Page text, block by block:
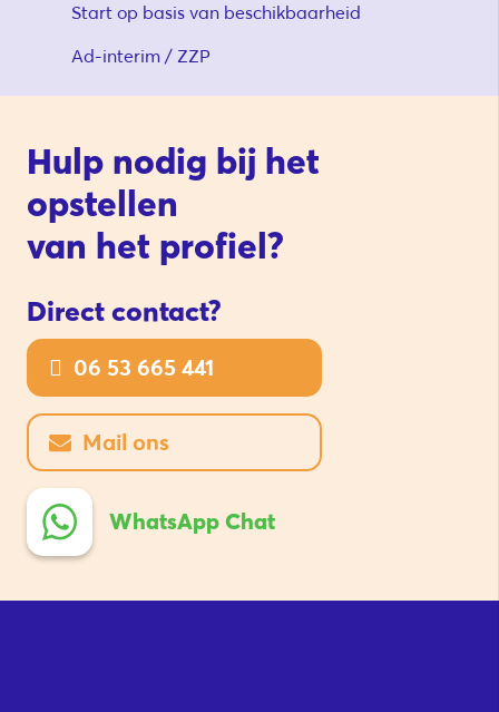
Start op basis van beschikbaarheid
Ad-interim / ZZP
Hulp nodig bij het
opstellen
van het profiel?
Direct contact?
06 53 665 441
Mail ons
WhatsApp Chat